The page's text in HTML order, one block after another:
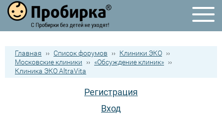
Главная ›› Список форумов ›› Клиники ЭКО ››
Московские клиники
›› «Обсуждение клиник» ››
Клиника ЭКО AltraVita
Регистрация
Вход